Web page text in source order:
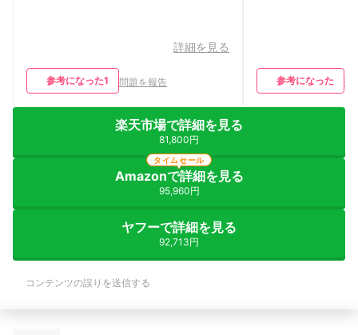
詳細を見る
参考になった1 問題を報告 参考になった
楽天市場で詳細を見る
81,800円
Amazonで詳細を見る
95,960円
タイムセール
ヤフーで詳細を見る
92,713円
コンテンツの誤りを送信する